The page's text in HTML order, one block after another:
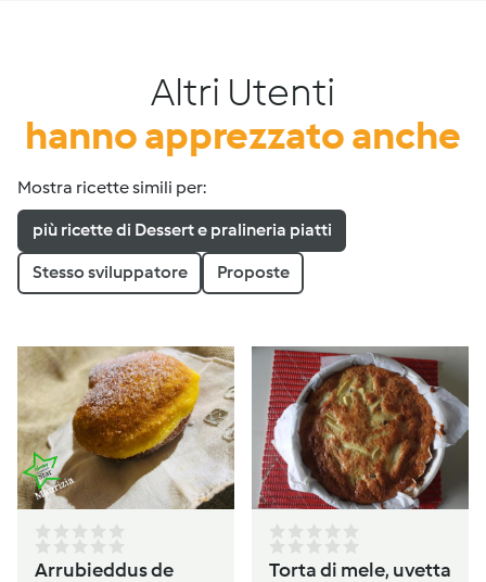
Altri Utenti
hanno apprezzato anche
Mostra ricette simili per:
più ricette di Dessert e pralineria piatti
Stesso sviluppatore Proposte
Arrubieddus de
Torta di mele, uvetta